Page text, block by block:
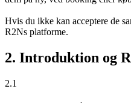
Hvis du ikke kan acceptere de
R2Ns platforme.
2. Introduktion og
2.1